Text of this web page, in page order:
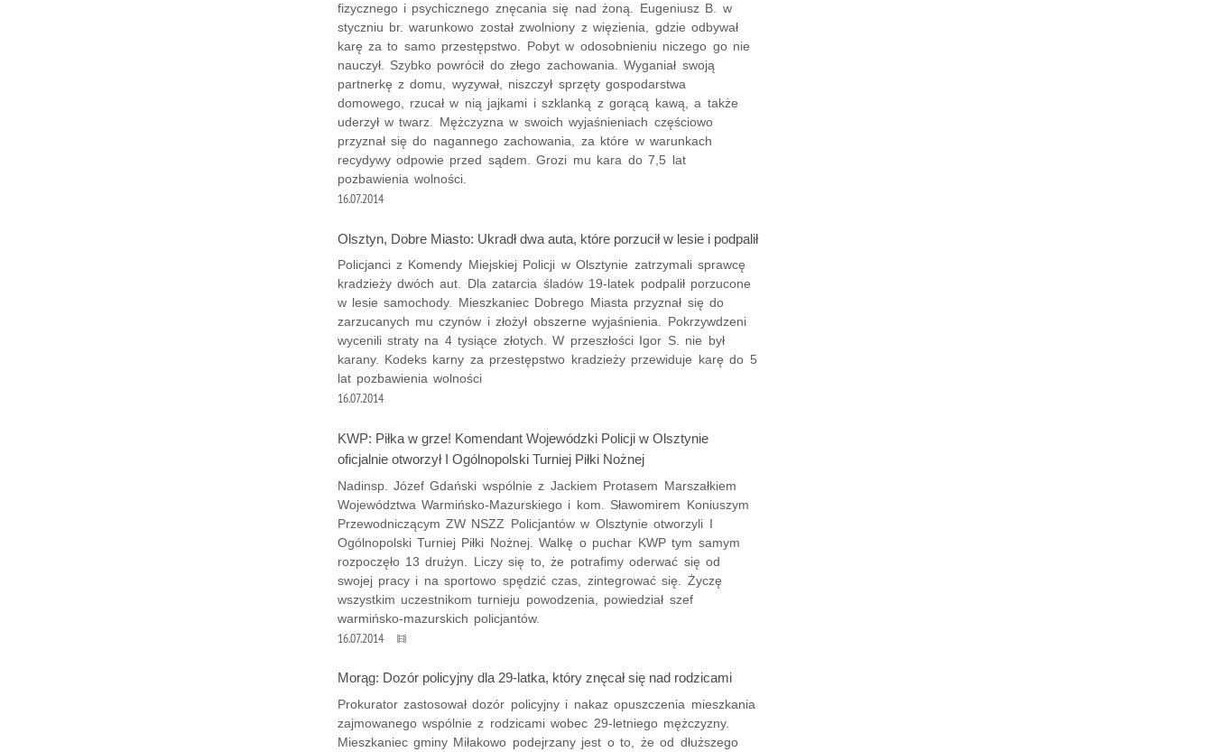
fizycznego i psychicznego znęcania się nad żoną. Eugeniusz B. w
styczniu br. warunkowo został zwolniony z więzienia, gdzie odbywał
karę za to samo przestępstwo. Pobyt w odosobnieniu niczego go nie
nauczył. Szybko powrócił do złego zachowania. Wyganiał swoją
partnerkę z domu, wyzywał, niszczył sprzęty gospodarstwa
domowego, rzucał w nią jajkami i szklanką z gorącą kawą, a także
uderzył w twarz. Mężczyzna w swoich wyjaśnieniach częściowo
przyznał się do nagannego zachowania, za które w warunkach
recydywy odpowie przed sądem. Grozi mu kara do 7,5 lat
pozbawienia wolności.
16.07.2014
Olsztyn, Dobre Miasto: Ukradł dwa auta, które porzucił w lesie i podpalił
Policjanci z Komendy Miejskiej Policji w Olsztynie zatrzymali sprawcę
kradzieży dwóch aut. Dla zatarcia śladów 19-latek podpalił porzucone
w lesie samochody. Mieszkaniec Dobrego Miasta przyznał się do
zarzucanych mu czynów i złożył obszerne wyjaśnienia. Pokrzywdzeni
wycenili straty na 4 tysiące złotych. W przeszłości Igor S. nie był
karany. Kodeks karny za przestępstwo kradzieży przewiduje karę do 5
lat pozbawienia wolności
16.07.2014
KWP: Piłka w grze! Komendant Wojewódzki Policji w Olsztynie
oficjalnie otworzył I Ogólnopolski Turniej Piłki Nożnej
Nadinsp. Józef Gdański wspólnie z Jackiem Protasem Marszałkiem
Województwa Warmińsko-Mazurskiego i kom. Sławomirem Koniuszym
Przewodniczącym ZW NSZZ Policjantów w Olsztynie otworzyli I
Ogólnopolski Turniej Piłki Nożnej. Walkę o puchar KWP tym samym
rozpoczęło 13 drużyn. Liczy się to, że potrafimy oderwać się od
swojej pracy i na sportowo spędzić czas, zintegrować się. Życzę
wszystkim uczestnikom turnieju powodzenia, powiedział szef
warmińsko-mazurskich policjantów.
16.07.2014
Morąg: Dozór policyjny dla 29-latka, który znęcał się nad rodzicami
Prokurator zastosował dozór policyjny i nakaz opuszczenia mieszkania
zajmowanego wspólnie z rodzicami wobec 29-letniego mężczyzny.
Mieszkaniec gminy Miłakowo podejrzany jest o to, że od dłuższego